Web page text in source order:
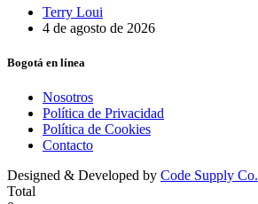
Terry Loui
4 de agosto de 2026
Bogotá en línea
Nosotros
Política de Privacidad
Política de Cookies
Contacto
Designed & Developed by Code Supply Co.
Total